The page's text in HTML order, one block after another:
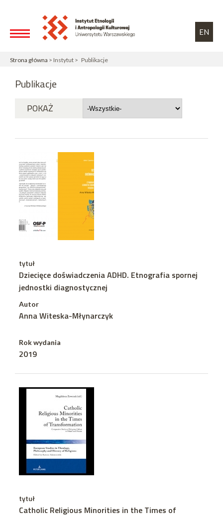
EN
Strona główna > Instytut > Publikacje
Publikacje
POKAŻ
tytuł
Dziecięce doświadczenia ADHD. Etnografia spornej
jednostki diagnostycznej
Autor
Anna Witeska-Młynarczyk
Rok wydania
2019
tytuł
Catholic Religious Minorities in the Times of